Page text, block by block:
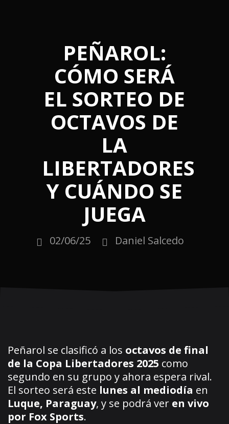
PEÑAROL:
CÓMO SERÁ
EL SORTEO DE
OCTAVOS DE
LA
LIBERTADORES
Y CUÁNDO SE
JUEGA
02/06/25 Daniel Salcedo
Peñarol se clasificó a los octavos de final
de la Copa Libertadores 2025 como
segundo en su grupo y ahora espera rival.
El sorteo será este lunes al mediodía en
Luque, Paraguay, y se podrá ver en vivo
por Fox Sports.